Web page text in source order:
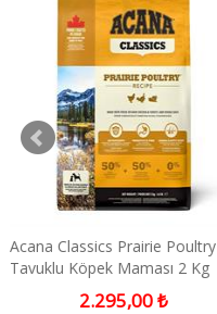
Acana Classics Prairie Poultry
Tavuklu Köpek Maması 2 Kg
2.295,00 ₺